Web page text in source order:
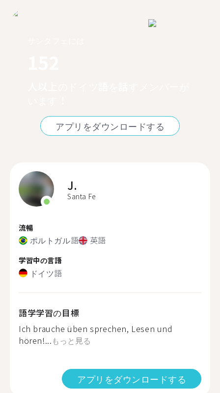
アプリをダウンロードする
J.
Santa Fe
流暢
ポルトガル語 英語
学習中の言語
ドイツ語
語学学習の目標
Ich brauche üben sprechen, Lesen und
hören!...もっと見る
アプリをダウンロードする